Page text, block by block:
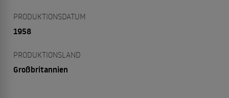
PRODUKTIONSDATUM
1958
PRODUKTIONSLAND
Großbritannien